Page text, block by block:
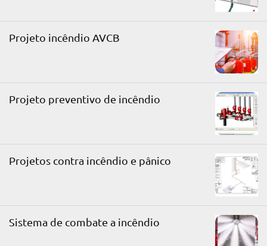
Projeto incêndio AVCB
Projeto preventivo de incêndio
Projetos contra incêndio e pânico
Sistema de combate a incêndio